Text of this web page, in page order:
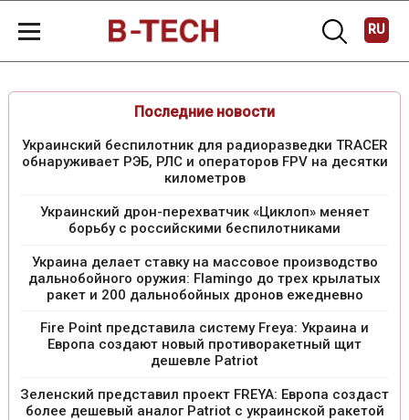
RU
Последние новости
Украинский беспилотник для радиоразведки TRACER
обнаруживает РЭБ, РЛС и операторов FPV на десятки
километров
Украинский дрон-перехватчик «Циклоп» меняет
борьбу с российскими беспилотниками
Украина делает ставку на массовое производство
дальнобойного оружия: Flamingo до трех крылатых
ракет и 200 дальнобойных дронов ежедневно
Fire Point представила систему Freya: Украина и
Европа создают новый противоракетный щит
дешевле Patriot
Зеленский представил проект FREYA: Европа создаст
более дешевый аналог Patriot с украинской ракетой